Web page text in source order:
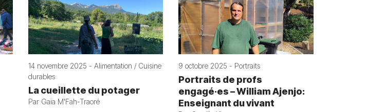
14 novembre 2025 - Alimentation / Cuisine
durables
La cueillette du potager
Par Gaïa M'Fah-Traoré
9 octobre 2025 - Portraits
Portraits de profs
engagé·es – William Ajenjo:
Enseignant du vivant